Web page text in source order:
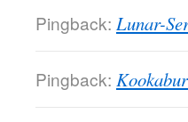
Pingback: Lunar-
Pingback: